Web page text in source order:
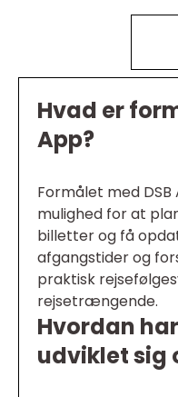
Hvad er
App?
Formålet med
mulighed for at
billetter og få
afgangstider og
praktisk
rejsetrængende.
Hvordan
udviklet sig